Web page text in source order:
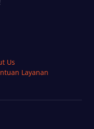
Us
Layanan